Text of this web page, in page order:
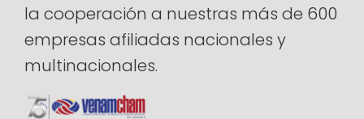
la cooperación a nuestras más de 600
empresas afiliadas nacionales y
multinacionales.